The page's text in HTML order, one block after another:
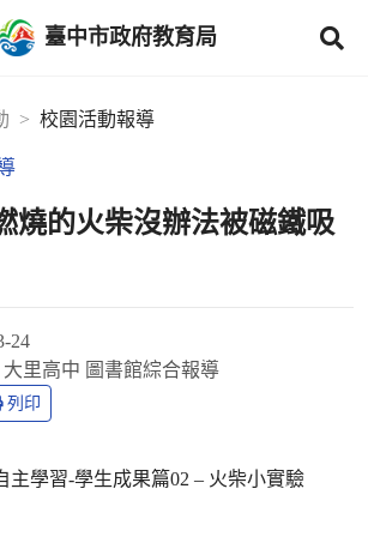
臺中市政府教育局
校園活動報導
燒的火柴沒辦法被磁鐵吸
24
大里高中 圖書館綜合報導
列印
主學習-學生成果篇02 – 火柴小實驗